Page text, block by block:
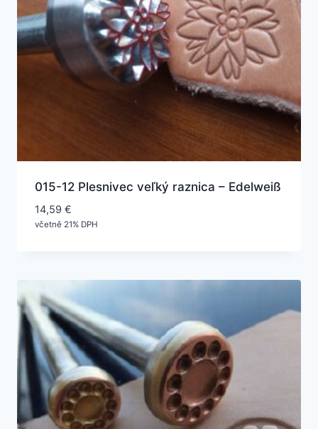
015-12 Plesnivec veľký raznica – Edelweiß
14,59 €
včetně 21% DPH